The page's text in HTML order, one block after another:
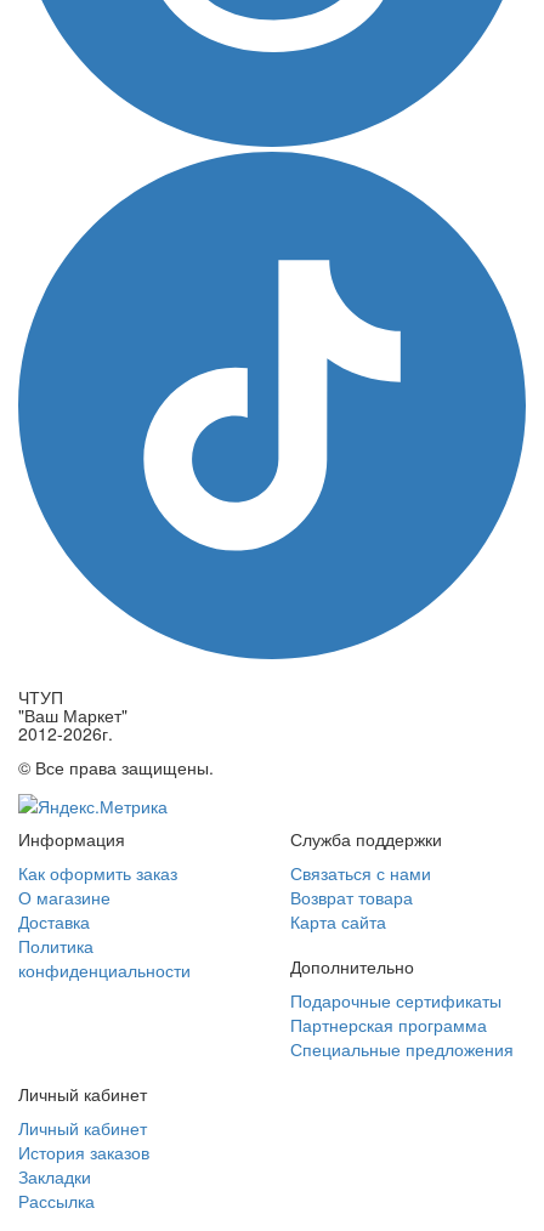
ЧТУП
"Ваш Маркет"
2012-2026г.
© Все права защищены.
Информация
Как оформить заказ
О магазине
Доставка
Политика
конфиденциальности
Служба поддержки
Связаться с нами
Возврат товара
Карта сайта
Дополнительно
Подарочные сертификаты
Партнерская программа
Специальные предложения
Личный кабинет
Личный кабинет
История заказов
Закладки
Рассылка